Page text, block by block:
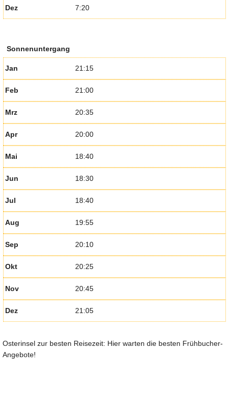
Dez 7:20
Sonnenuntergang
Jan 21:15
Feb 21:00
Mrz 20:35
Apr 20:00
Mai 18:40
Jun 18:30
Jul 18:40
Aug 19:55
Sep 20:10
Okt 20:25
Nov 20:45
Dez 21:05
Osterinsel zur besten Reisezeit: Hier warten die besten Frühbucher-
Angebote!